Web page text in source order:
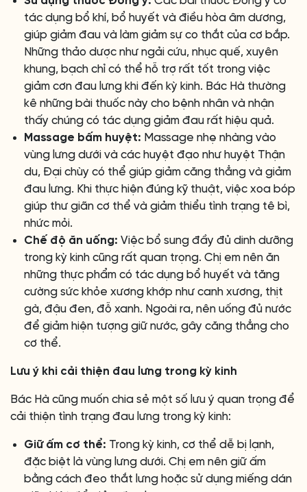
tác dụng bổ khí, bổ huyết và điều hòa âm dương,
giúp giảm đau và làm giảm sự co thắt của cơ bắp.
Những thảo dược như ngải cứu, nhục quế, xuyên
khung, bạch chỉ có thể hỗ trợ rất tốt trong việc
giảm cơn đau lưng khi đến kỳ kinh. Bác Hà thường
kê những bài thuốc này cho bệnh nhân và nhận
thấy chúng có tác dụng giảm đau rất hiệu quả.
Massage bấm huyệt: Massage nhẹ nhàng vào
vùng lưng dưới và các huyệt đạo như huyệt Thận
du, Đại chùy có thể giúp giảm căng thẳng và giảm
đau lưng. Khi thực hiện đúng kỹ thuật, việc xoa bóp
giúp thư giãn cơ thể và giảm thiểu tình trạng tê bì,
nhức mỏi.
Chế độ ăn uống: Việc bổ sung đầy đủ dinh dưỡng
trong kỳ kinh cũng rất quan trọng. Chị em nên ăn
những thực phẩm có tác dụng bổ huyết và tăng
cường sức khỏe xương khớp như canh xương, thịt
gà, đậu đen, đỗ xanh. Ngoài ra, nên uống đủ nước
để giảm hiện tượng giữ nước, gây căng thẳng cho
cơ thể.
Lưu ý khi cải thiện đau lưng trong kỳ kinh
Bác Hà cũng muốn chia sẻ một số lưu ý quan trọng để
cải thiện tình trạng đau lưng trong kỳ kinh:
Giữ ấm cơ thể: Trong kỳ kinh, cơ thể dễ bị lạnh,
đặc biệt là vùng lưng dưới. Chị em nên giữ ấm
bằng cách đeo thắt lưng hoặc sử dụng miếng dán